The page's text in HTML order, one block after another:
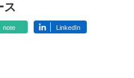
ス
note LinkedIn